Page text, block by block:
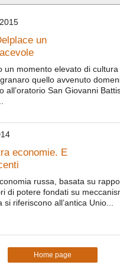
un
un momento elevato di
quello avvenuto
all’oratorio San Giovanni
economie. E
russa, basata su
di potere fondati su
si riferiscono all’antica Unio...
Home page